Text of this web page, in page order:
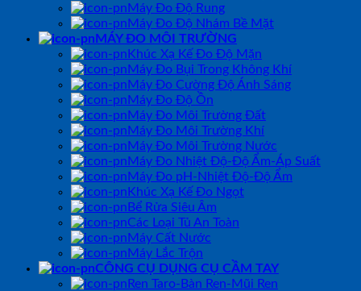
Máy Đo Độ Rung
Máy Đo Độ Nhám Bề Mặt
MÁY ĐO MÔI TRƯỜNG
Khúc Xạ Kế Đo Độ Mặn
Máy Đo Bụi Trong Không Khí
Máy Đo Cường Độ Ánh Sáng
Máy Đo Độ Ồn
Máy Đo Môi Trường Đất
Máy Đo Môi Trường Khí
Máy Đo Môi Trường Nước
Máy Đo Nhiệt Độ-Độ Ẩm-Áp Suất
Máy Đo pH-Nhiệt Độ-Độ Ẩm
Khúc Xạ Kế Đo Ngọt
Bể Rửa Siêu Âm
Các Loại Tủ An Toàn
Máy Cất Nước
Máy Lắc Trộn
CÔNG CỤ DỤNG CỤ CẦM TAY
Ren Taro-Bàn Ren-Mũi Ren